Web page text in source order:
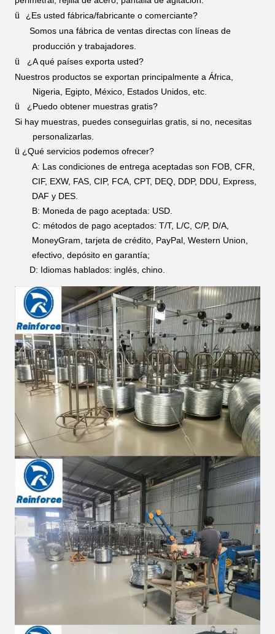
ü
¿Es usted fábrica/fabricante o comerciante?
Somos una fábrica de ventas directas con líneas de
producción y trabajadores.
ü
¿A qué países exporta usted?
Nuestros productos se exportan principalmente a África,
Nigeria, Egipto, México, Estados Unidos, etc.
ü
¿Puedo obtener muestras gratis?
Si hay muestras, puedes conseguirlas gratis, si no, necesitas
personalizarlas.
ü ¿Qué servicios podemos ofrecer?
A: Las condiciones de entrega aceptadas son FOB, CFR,
CIF, EXW, FAS, CIP, FCA, CPT, DEQ, DDP, DDU, Express,
DAF y DES.
B: Moneda de pago aceptada: USD.
C: métodos de pago aceptados: T/T, L/C, C/P, D/A,
MoneyGram, tarjeta de crédito, PayPal, Western Union,
efectivo, depósito en garantía;
D: Idiomas hablados: inglés, chino.